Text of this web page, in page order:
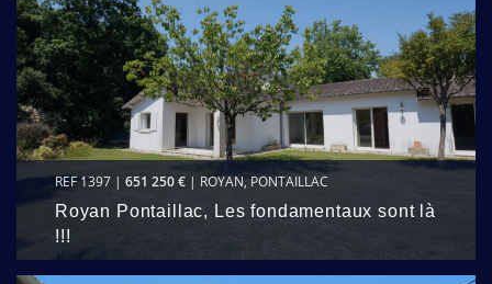
REF 1397 | 651 250 € | ROYAN, PONTAILLAC
Royan Pontaillac, Les fondamentaux sont là
!!!